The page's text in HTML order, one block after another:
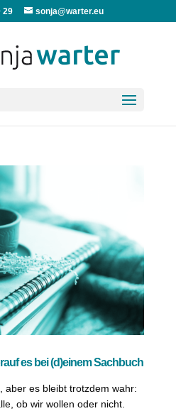
29 sonja@warter.eu
es bei (d)einem Sachbuch
aber es bleibt trotzdem wahr:
ob wir wollen oder nicht.